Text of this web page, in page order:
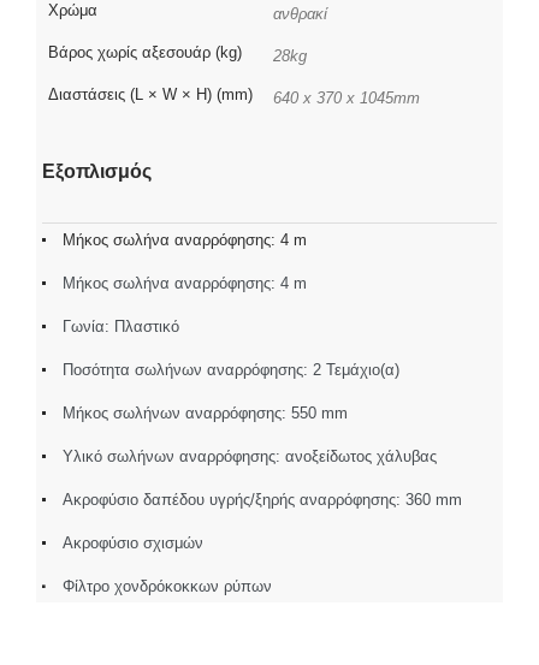
Χρώμα ανθρακί
Βάρος χωρίς αξεσουάρ (kg) 28kg
Διαστάσεις (L × W × H) (mm) 640 x 370 x 1045mm
Εξοπλισμός
Μήκος σωλήνα αναρρόφησης: 4 m
Μήκος σωλήνα αναρρόφησης: 4 m
Γωνία: Πλαστικό
Ποσότητα σωλήνων αναρρόφησης: 2 Τεμάχιο(α)
Μήκος σωλήνων αναρρόφησης: 550 mm
Υλικό σωλήνων αναρρόφησης: ανοξείδωτος χάλυβας
Ακροφύσιο δαπέδου υγρής/ξηρής αναρρόφησης: 360 mm
Ακροφύσιο σχισμών
Φίλτρο χονδρόκοκκων ρύπων